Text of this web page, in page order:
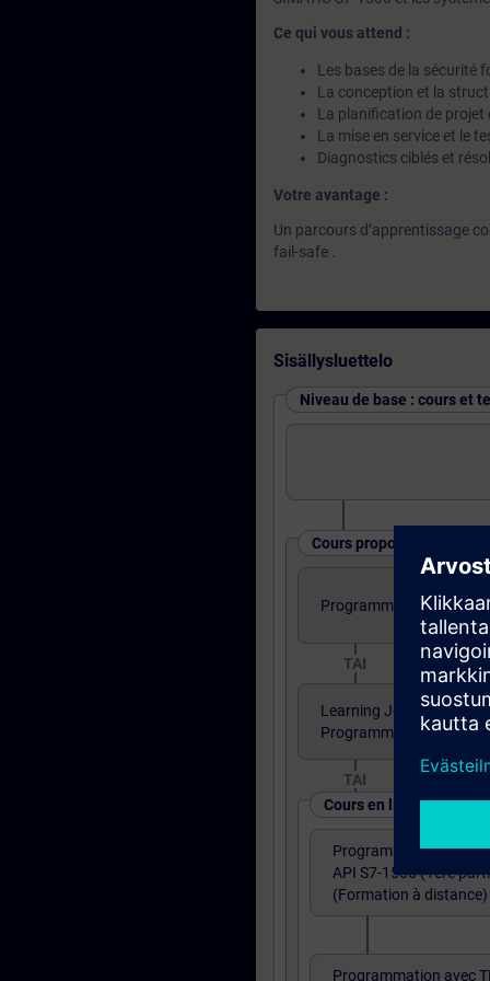
Ce qui vous attend :
Les bases de la sécurité
La conception et la
La planification de projet
La mise en service et le
Diagnostics ciblés et
Votre avantage :
Un parcours d’apprentissage
fail-safe .
Sisällysluettelo
Niveau de base : cours et
Cours proposés sous
Programmation TIA
TAI
Learning Journey - TIA
Programmation partie 1
TAI
Cours en ligne
Programmation avec
API S7-1500 (1ère
(Formation à distance)
Programmation avec